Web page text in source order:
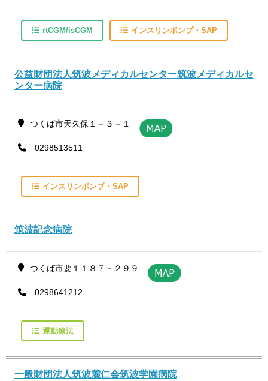
rtCGM/isCGM インスリンポンプ・SAP
公益財団法人筑波メディカルセンター筑波メディカルセ
ンター病院
つくば市天久保１－３－１
0298513511
インスリンポンプ・SAP
筑波記念病院
つくば市要１１８７－２９９
0298641212
運動療法
一般財団法人筑波麓仁会筑波学園病院